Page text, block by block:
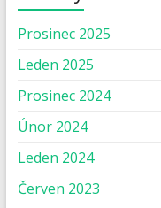
Prosinec 2025
Leden 2025
Prosinec 2024
Únor 2024
Leden 2024
Červen 2023